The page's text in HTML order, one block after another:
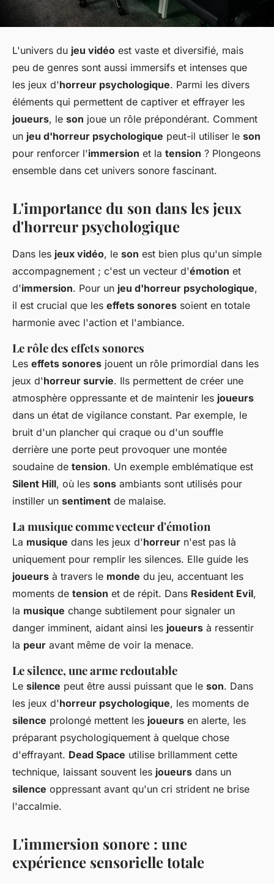
L'univers du jeu vidéo est vaste et diversifié, mais
peu de genres sont aussi immersifs et intenses que
les jeux d'horreur psychologique. Parmi les divers
éléments qui permettent de captiver et effrayer les
joueurs, le son joue un rôle prépondérant. Comment
un jeu d'horreur psychologique peut-il utiliser le son
pour renforcer l'immersion et la tension ? Plongeons
ensemble dans cet univers sonore fascinant.
L'importance du son dans les jeux
d'horreur psychologique
Dans les jeux vidéo, le son est bien plus qu'un simple
accompagnement ; c'est un vecteur d'émotion et
d'immersion. Pour un jeu d'horreur psychologique,
il est crucial que les effets sonores soient en totale
harmonie avec l'action et l'ambiance.
Le rôle des effets sonores
Les effets sonores jouent un rôle primordial dans les
jeux d'horreur survie. Ils permettent de créer une
atmosphère oppressante et de maintenir les joueurs
dans un état de vigilance constant. Par exemple, le
bruit d'un plancher qui craque ou d'un souffle
derrière une porte peut provoquer une montée
soudaine de tension. Un exemple emblématique est
Silent Hill, où les sons ambiants sont utilisés pour
instiller un sentiment de malaise.
La musique comme vecteur d'émotion
La musique dans les jeux d'horreur n'est pas là
uniquement pour remplir les silences. Elle guide les
joueurs à travers le monde du jeu, accentuant les
moments de tension et de répit. Dans Resident Evil,
la musique change subtilement pour signaler un
danger imminent, aidant ainsi les joueurs à ressentir
la peur avant même de voir la menace.
Le silence, une arme redoutable
Le silence peut être aussi puissant que le son. Dans
les jeux d'horreur psychologique, les moments de
silence prolongé mettent les joueurs en alerte, les
préparant psychologiquement à quelque chose
d'effrayant. Dead Space utilise brillamment cette
technique, laissant souvent les joueurs dans un
silence oppressant avant qu'un cri strident ne brise
l'accalmie.
L'immersion sonore : une
expérience sensorielle totale